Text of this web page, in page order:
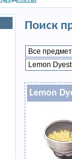
Поиск
Lemon